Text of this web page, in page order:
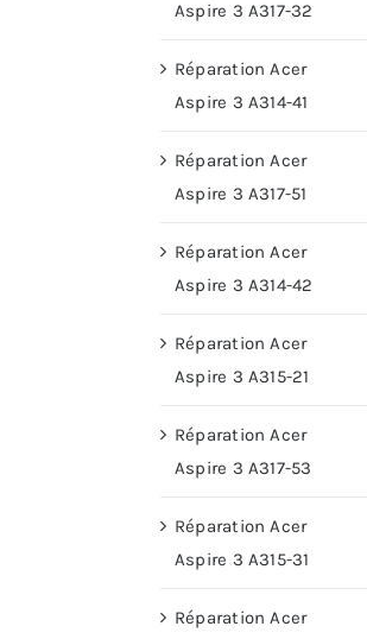
Aspire 3 A317-32
Réparation Acer
Aspire 3 A314-41
Réparation Acer
Aspire 3 A317-51
Réparation Acer
Aspire 3 A314-42
Réparation Acer
Aspire 3 A315-21
Réparation Acer
Aspire 3 A317-53
Réparation Acer
Aspire 3 A315-31
Réparation Acer